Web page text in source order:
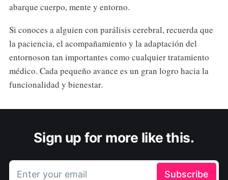
abarque cuerpo, mente y entorno.
Si conoces a alguien con parálisis cerebral, recuerda que
la paciencia, el acompañamiento y la adaptación del
entornoson tan importantes como cualquier tratamiento
médico. Cada pequeño avance es un gran logro hacia la
funcionalidad y bienestar.
Sign up for more like this.
Enter your email Subscribe